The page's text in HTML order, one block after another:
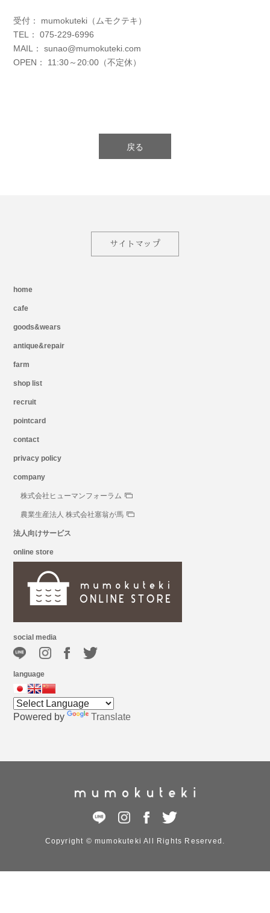
受付： mumokuteki（ムモクテキ）
TEL： 075-229-6996
MAIL： sunao@mumokuteki.com
OPEN： 11:30～20:00（不定休）
戻る
サイトマップ
home
cafe
goods&wears
antique&repair
farm
shop list
recruit
pointcard
contact
privacy policy
company
株式会社ヒューマンフォーラム
農業生産法人 株式会社塞翁が馬
法人向けサービス
online store
social media
language
Powered by Translate
Copyright © mumokuteki All Rights Reserved.